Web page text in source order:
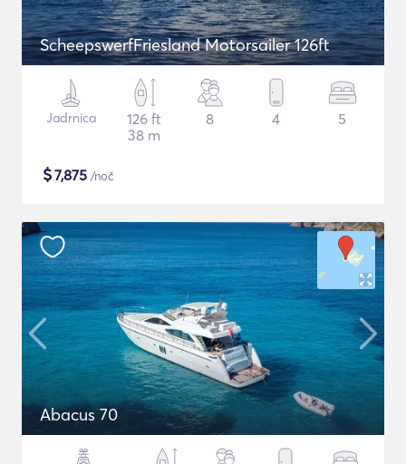
ScheepswerfFriesland Motorsailer 126ft
Jadrnica
126 ft
38 m
8 4 5
$7,875 /noč
Abacus 70